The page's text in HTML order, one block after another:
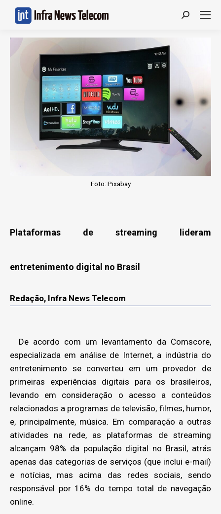
Search:
Foto: Pixabay
Plataformas de streaming lideram
entretenimento digital no Brasil
Redação, Infra News Telecom
De acordo com um levantamento da Comscore,
especializada em análise de Internet, a indústria do
entretenimento se converteu em um provedor de
primeiras experiências digitais para os brasileiros,
levando em consideração o acesso a conteúdos
relacionados a programas de televisão, filmes, humor,
e, principalmente, música. Em comparação a outras
atividades na rede, as plataformas de streaming
alcançam 98% da população digital no Brasil, atrás
apenas das categorias de serviços (que inclui e-mail)
e notícias, mas acima das redes sociais, sendo
responsável por 16% do tempo total de navegação
online.